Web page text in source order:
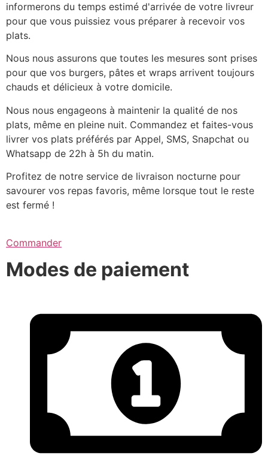
informerons du temps estimé d'arrivée de votre livreur
pour que vous puissiez vous préparer à recevoir vos
plats.
Nous nous assurons que toutes les mesures sont prises
pour que vos burgers, pâtes et wraps arrivent toujours
chauds et délicieux à votre domicile.
Nous nous engageons à maintenir la qualité de nos
plats, même en pleine nuit. Commandez et faites-vous
livrer vos plats préférés par Appel, SMS, Snapchat ou
Whatsapp de 22h à 5h du matin.
Profitez de notre service de livraison nocturne pour
savourer vos repas favoris, même lorsque tout le reste
est fermé !
Commander
Modes de paiement